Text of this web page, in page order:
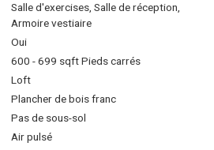
Salle d'exercises, Salle de réception,
Armoire vestiaire
Oui
600 - 699 sqft Pieds carrés
Loft
Plancher de bois franc
Pas de sous-sol
Air pulsé